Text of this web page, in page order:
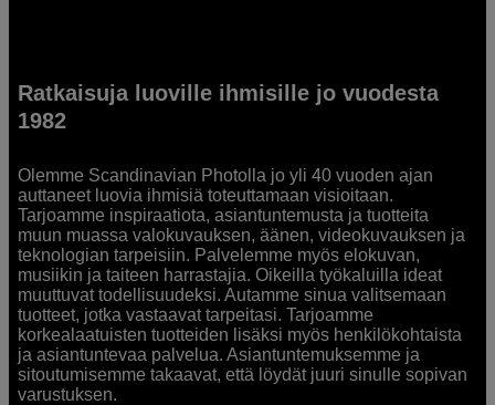
Ratkaisuja luoville ihmisille jo vuodesta
1982
Olemme Scandinavian Photolla jo yli 40 vuoden ajan
auttaneet luovia ihmisiä toteuttamaan visioitaan.
Tarjoamme inspiraatiota, asiantuntemusta ja tuotteita
muun muassa valokuvauksen, äänen, videokuvauksen ja
teknologian tarpeisiin. Palvelemme myös elokuvan,
musiikin ja taiteen harrastajia. Oikeilla työkaluilla ideat
muuttuvat todellisuudeksi. Autamme sinua valitsemaan
tuotteet, jotka vastaavat tarpeitasi. Tarjoamme
korkealaatuisten tuotteiden lisäksi myös henkilökohtaista
ja asiantuntevaa palvelua. Asiantuntemuksemme ja
sitoutumisemme takaavat, että löydät juuri sinulle sopivan
varustuksen.